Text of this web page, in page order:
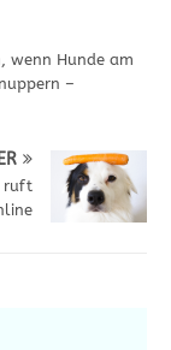
wenn Hunde am
–
ruft